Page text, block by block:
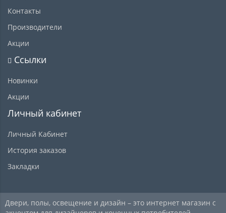
Контакты
Производители
Акции
Ссылки
Новинки
Акции
Личный кабинет
Личный Кабинет
История заказов
Закладки
Двери, полы, освещение и дизайн – это интернет магазин с